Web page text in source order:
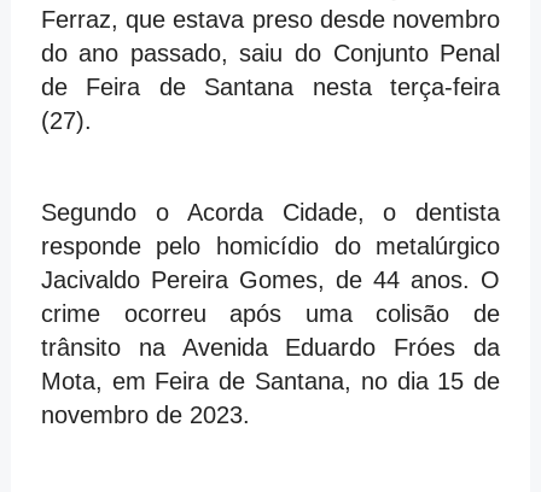
Ferraz, que estava preso desde novembro
do ano passado, saiu do Conjunto Penal
de Feira de Santana nesta terça-feira
(27).
Segundo o Acorda Cidade, o dentista
responde pelo homicídio do metalúrgico
Jacivaldo Pereira Gomes, de 44 anos. O
crime ocorreu após uma colisão de
trânsito na Avenida Eduardo Fróes da
Mota, em Feira de Santana, no dia 15 de
novembro de 2023.